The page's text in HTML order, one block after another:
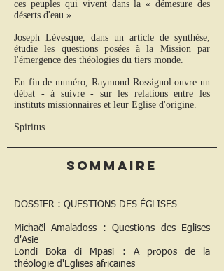
ces peuples qui vivent dans la « démesure des
déserts d'eau ».
Joseph Lévesque, dans un article de synthèse,
étudie les questions posées à la Mission par
l'émergence des théologies du tiers monde.
En fin de numéro, Raymond Rossignol ouvre un
débat - à suivre - sur les relations entre les
instituts missionnaires et leur Eglise d'origine.
Spiritus
Sommaire
DOSSIER : QUESTIONS DES ÉGLISES
Michaël Amaladoss : Questions des Eglises
d'Asie
Londi Boka di Mpasi : A propos de la
théologie d'Eglises africaines